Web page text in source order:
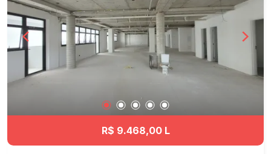
#salalocaçãoSJC #JardimIsmênia
R$ 9.468,00 L